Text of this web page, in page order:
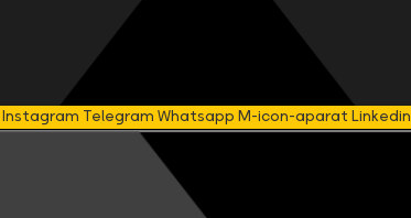
Instagram TelegramWhatsappM-icon-aparatLinkedin